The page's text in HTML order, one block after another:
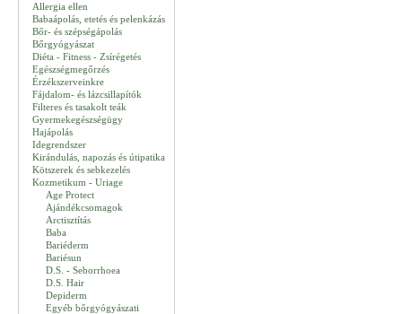
Allergia ellen
Babaápolás, etetés és pelenkázás
Bőr- és szépségápolás
Bőrgyógyászat
Diéta - Fitness - Zsírégetés
Egészségmegőrzés
Érzékszerveinkre
Fájdalom- és lázcsillapítók
Filteres és tasakolt teák
Gyermekegészségügy
Hajápolás
Idegrendszer
Kirándulás, napozás és útipatika
Kötszerek és sebkezelés
Kozmetikum - Uriage
Age Protect
Ajándékcsomagok
Arctisztítás
Baba
Bariéderm
Bariésun
D.S. - Seborrhoea
D.S. Hair
Depiderm
Egyéb bőrgyógyászati